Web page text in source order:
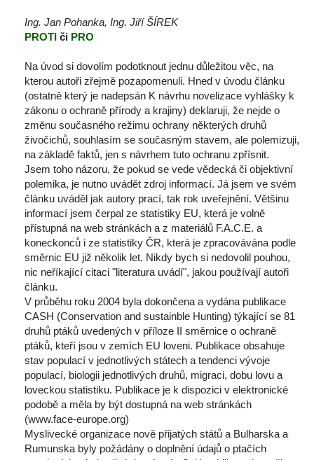
Ing. Jan Pohanka, Ing. Jiří ŠÍREK
PROTI či PRO
Na úvod si dovolím podotknout jednu důležitou věc, na
kterou autoři zřejmě pozapomenuli. Hned v úvodu článku
(ostatně který je nadepsán K návrhu novelizace vyhlášky k
zákonu o ochraně přírody a krajiny) deklaruji, že nejde o
změnu současného režimu ochrany některých druhů
živočichů, souhlasím se současným stavem, ale polemizuji,
na základě faktů, jen s návrhem tuto ochranu zpřísnit.
Jsem toho názoru, že pokud se vede vědecká či objektivní
polemika, je nutno uvádět zdroj informací. Já jsem ve svém
článku uváděl jak autory prací, tak rok uveřejnění. Většinu
informací jsem čerpal ze statistiky EU, která je volně
přístupná na web stránkách a z materiálů F.A.C.E. a
koneckonců i ze statistiky ČR, která je zpracovávána podle
měrnic EU již několik let. Nikdy bych si nedovolil pouhou,
nic neříkající citaci "literatura uvádí", jakou používají autoři
článku.
V průběhu roku 2004 byla dokončena a vydána publikace
CASH (Conservation and sustainble Hunting) týkající se 81
druhů ptáků uvedených v příloze II směrnice o ochraně
ptáků, kteří jsou v zemích EU loveni. Publikace obsahuje
tav populací v jednotlivých státech a tendenci vývoje
populací, biologii jednotlivých druhů, migraci, dobu lovu a
loveckou statistiku. Publikace je k dispozici v elektronické
podobě a měla by být dostupná na web stránkách
(www.face-europe.org)
Myslivecké organizace nově přijatých států a Bulharska a
Rumunska byly požádány o doplnění údajů o ptačích